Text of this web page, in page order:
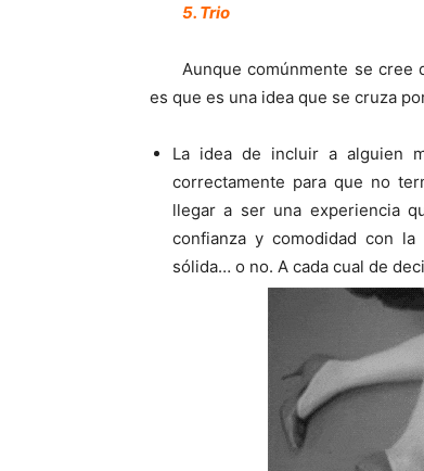
5. Trio
Aunque comúnmente se cree
es que es una idea que se cruza
La idea de incluir a alguien
correctamente para que no
llegar a ser una experiencia
confianza y comodidad con
sólida… o no. A cada cual de